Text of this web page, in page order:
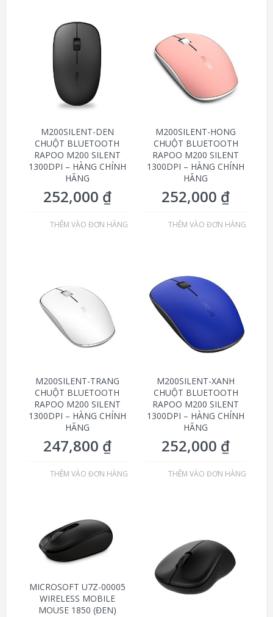
M200SILENT-DEN
CHUỘT BLUETOOTH
RAPOO M200 SILENT
1300DPI – HÀNG CHÍNH
HÃNG
252,000 ₫
THÊM VÀO ĐƠN HÀNG
M200SILENT-HONG
CHUỘT BLUETOOTH
RAPOO M200 SILENT
1300DPI – HÀNG CHÍNH
HÃNG
252,000 ₫
THÊM VÀO ĐƠN HÀNG
M200SILENT-TRANG
CHUỘT BLUETOOTH
RAPOO M200 SILENT
1300DPI – HÀNG CHÍNH
HÃNG
247,800 ₫
THÊM VÀO ĐƠN HÀNG
M200SILENT-XANH
CHUỘT BLUETOOTH
RAPOO M200 SILENT
1300DPI – HÀNG CHÍNH
HÃNG
252,000 ₫
THÊM VÀO ĐƠN HÀNG
MICROSOFT U7Z-00005
WIRELESS MOBILE
MOUSE 1850 (ĐEN)